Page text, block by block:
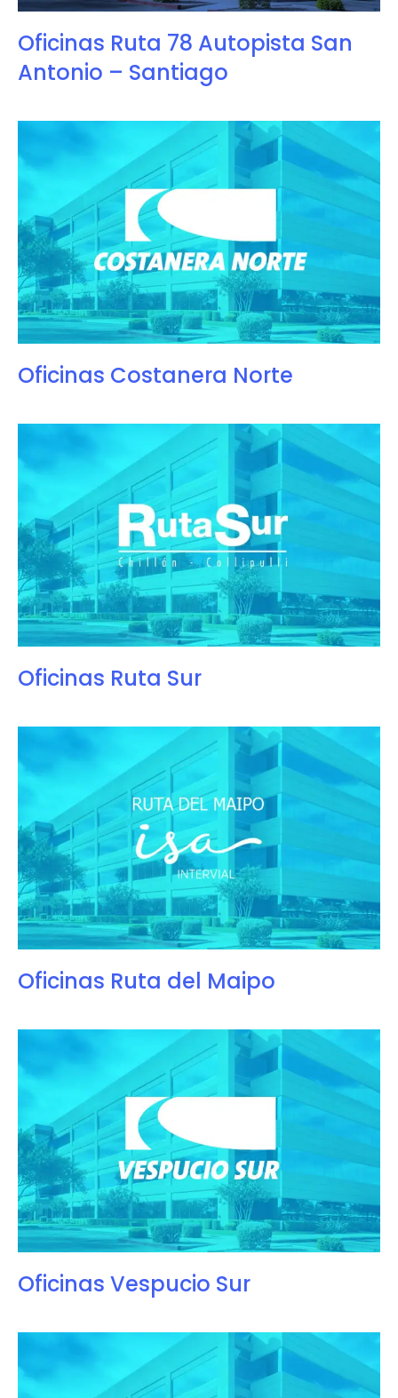
Oficinas Ruta 78 Autopista San
Antonio – Santiago
Oficinas Costanera Norte
Oficinas Ruta Sur
Oficinas Ruta del Maipo
Oficinas Vespucio Sur